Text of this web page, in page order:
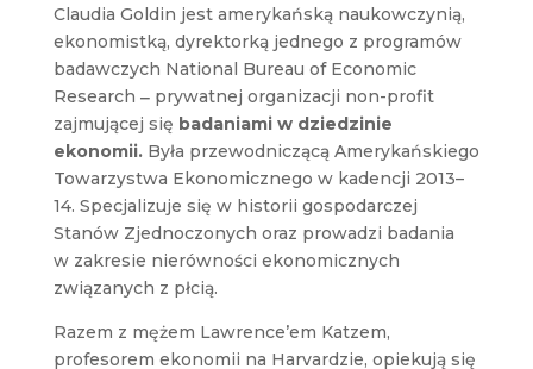
Claudia Goldin jest amerykańską naukowczynią,
ekonomistką, dyrektorką jednego z programów
badawczych National Bureau of Economic
Research ‒ prywatnej organizacji non-profit
zajmującej się badaniami w dziedzinie
ekonomii.Była przewodniczącą Amerykańskiego
Towarzystwa Ekonomicznego w kadencji 2013–
14. Specjalizuje się w historii gospodarczej
Stanów Zjednoczonych oraz prowadzi badania
w zakresie nierówności ekonomicznych
związanych z płcią.
Razem z mężem Lawrence’em Katzem,
profesorem ekonomii na Harvardzie, opiekują się